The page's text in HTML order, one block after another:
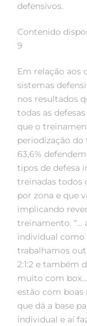
defensivos.
Contenido
9
Em relação aos
sistemas
nos resultados
todas as
que o
periodização do
63,6%
tipos de defesa
treinadas todos
por zona e que
implicando
treinamento. “…
individual como
trabalhamos
2:1:2 e também
muito com
estão com boas
que dá a base
individual e aí